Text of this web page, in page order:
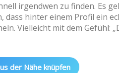
irgendwen zu finden. Es
hinter einem Profil ein
Vielleicht mit dem Gefühl:
der Nähe knüpfen